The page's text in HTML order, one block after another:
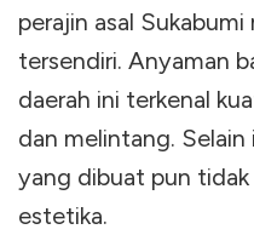
perajin asal Sukabumi
tersendiri. Anyaman
daerah ini terkenal
dan melintang.
yang dibuat pun
estetika.